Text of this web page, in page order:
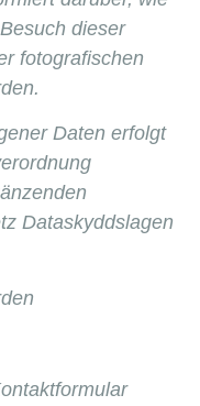
dieser
fotografischen
Daten erfolgt
Dataskyddslagen